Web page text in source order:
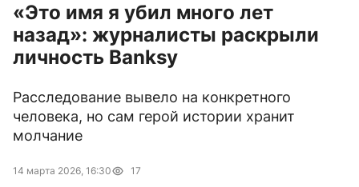
«Это имя я убил много лет
назад»: журналисты раскрыли
личность Banksy
Расследование вывело на конкретного
человека, но сам герой истории хранит
молчание
14 марта 2026, 16:30 17